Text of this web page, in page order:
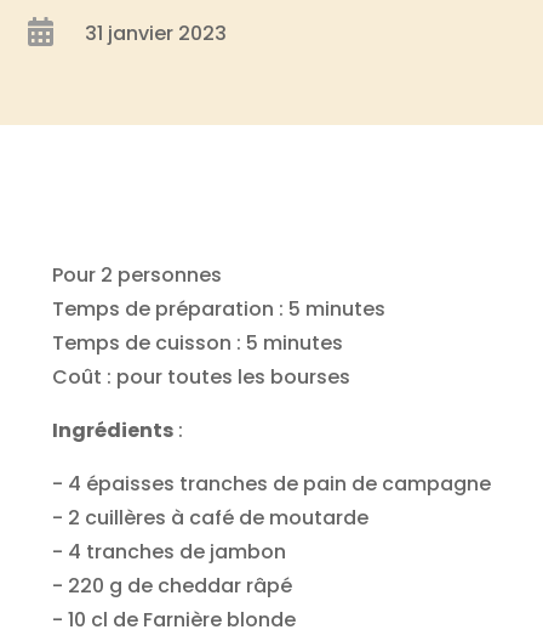
 31 janvier 2023
Pour 2 personnes
Temps de préparation : 5 minutes
Temps de cuisson : 5 minutes
Coût : pour toutes les bourses
Ingrédients:
- 4 épaisses tranches de pain de campagne
- 2 cuillères à café de moutarde
- 4 tranches de jambon
- 220 g de cheddar râpé
- 10 cl de Farnière blonde